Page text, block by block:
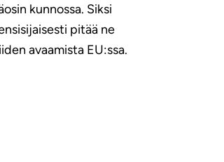
kunnossa. Siksi
pitää ne
avaamista EU:ssa.